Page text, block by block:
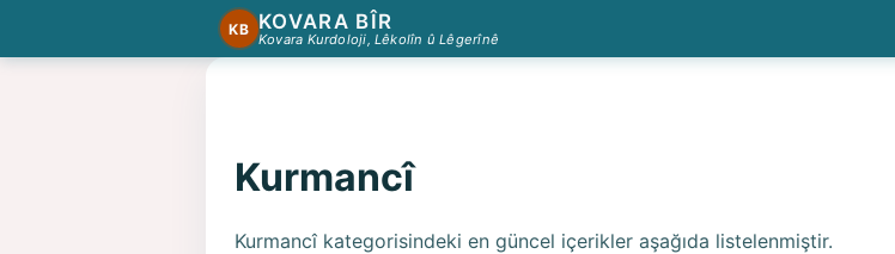
KB KOVARA BÎR
Kovara Kurdoloji, Lêkolîn û Lêgerînê
Kurmancî
Kurmancî kategorisindeki en güncel içerikler aşağıda listelenmiştir.